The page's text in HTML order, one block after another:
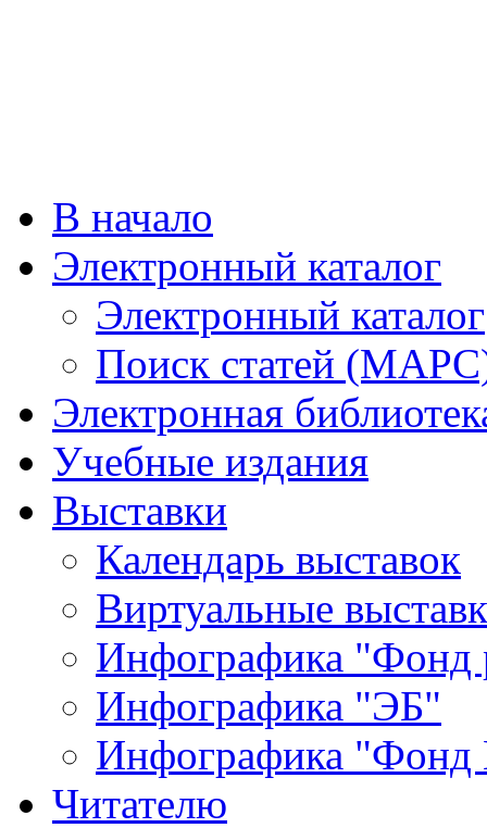
В начало
Электронный каталог
Электронный каталог
Поиск статей
Электронная
Учебные издания
Выставки
Календарь выставок
Виртуальные
Инфографика "Фонд
Инфографика "ЭБ"
Инфографика
Читателю